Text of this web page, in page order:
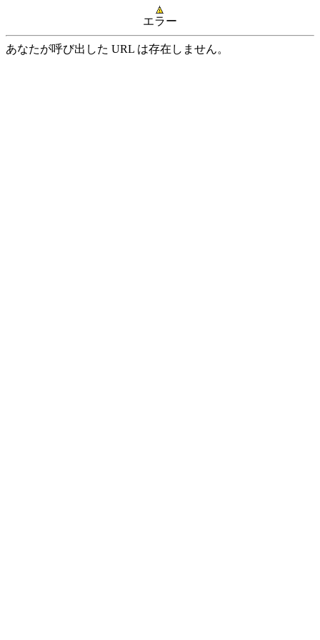
エラー
あなたが呼び出した URL は存在しません。